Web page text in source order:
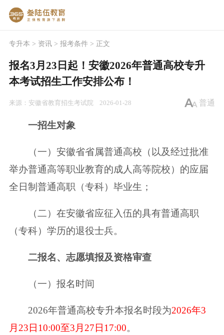
专升本 > 资讯> 报考条件 > 正文
报名3月23日起！安徽2026年普通高校专升
本考试招生工作安排公布！
来源： 安徽省教育招生考试院 2026-01-28 普通
一招生对象
（一）安徽省省属普通高校（以及经过批准
举办普通高等职业教育的成人高等院校）的应届
全日制普通高职（专科）毕业生；
（二）在安徽省应征入伍的具有普通高职
（专科）学历的退役士兵。
二报名、志愿填报及资格审查
（一）报名时间
2026年普通高校专升本报名时段为2026年3
月23日10:00至3月27日17:00。